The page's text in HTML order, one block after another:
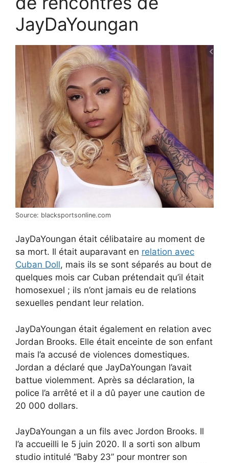
JayDaYoungan
Source: blacksportsonline.com
JayDaYoungan était célibataire au moment de
sa mort. Il était auparavant en relation avec
Cuban Doll, mais ils se sont séparés au bout de
quelques mois car Cuban prétendait qu’il était
homosexuel ; ils n’ont jamais eu de relations
sexuelles pendant leur relation.
JayDaYoungan était également en relation avec
Jordan Brooks. Elle était enceinte de son enfant
mais l’a accusé de violences domestiques.
Jordan a déclaré que JayDaYoungan l’avait
battue violemment. Après sa déclaration, la
police l’a arrêté et il a dû payer une caution de
20 000 dollars.
JayDaYoungan a un fils avec Jordon Brooks. Il
l’a accueilli le 5 juin 2020. Il a sorti son album
studio intitulé “Baby 23” pour montrer son